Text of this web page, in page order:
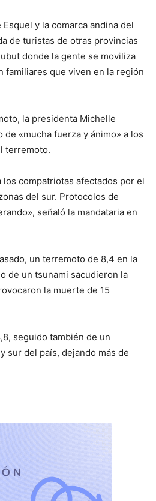
y la comarca andina del
de turistas de otras provincias
donde la gente se moviliza
familiares que viven en la región
la presidenta Michelle
de «mucha fuerza y ánimo» a los
terremoto.
los compatriotas afectados por el
del sur. Protocolos de
señaló la mandataria en
un terremoto de 8,4 en la
de un tsunami sacudieron la
la muerte de 15
seguido también de un
sur del país, dejando más de